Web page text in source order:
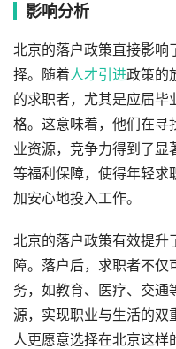
影响分析
北京的落户政策直接影响
择。随着人才引进政策的
的求职者，尤其是应届毕
格。这意味着，他们在寻
业资源，竞争力得到了显
等福利保障，使得年轻求
加安心地投入工作。
北京的落户政策有效提升
障。落户后，求职者不仅
务，如教育、医疗、交通
源，实现职业与生活的双
人更愿意选择在北京这样